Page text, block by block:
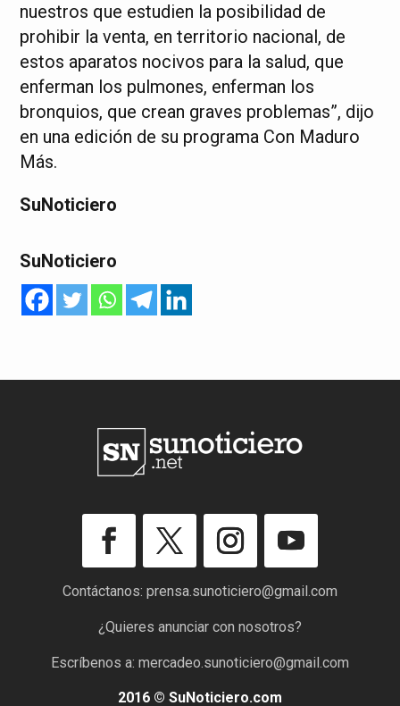
nuestros que estudien la posibilidad de
prohibir la venta, en territorio nacional, de
estos aparatos nocivos para la salud, que
enferman los pulmones, enferman los
bronquios, que crean graves problemas”, dijo
en una edición de su programa Con Maduro
Más.
SuNoticiero
SuNoticiero
Contáctanos: prensa.sunoticiero@gmail.com
¿Quieres anunciar con nosotros?
Escríbenos a: mercadeo.sunoticiero@gmail.com
2016 © SuNoticiero.com